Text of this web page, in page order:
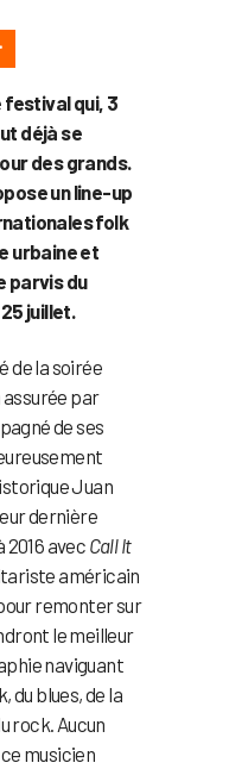
festival qui, 3
déjà se
des grands.
un line-up
folk
urbaine et
parvis du
juillet.
de la soirée
assurée par
de ses
Juan
dernière
2016 avec Call It
américain
remonter sur
le meilleur
naviguant
du blues, de la
rock. Aucun
musicien